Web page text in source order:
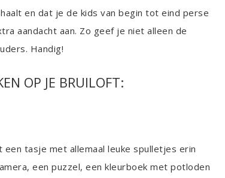
en dat je de kids van begin tot eind perse
aandacht aan. Zo geef je niet alleen de
Handig!
OP JE BRUILOFT:
tasje met allemaal leuke spulletjes erin
een puzzel, een kleurboek met potloden